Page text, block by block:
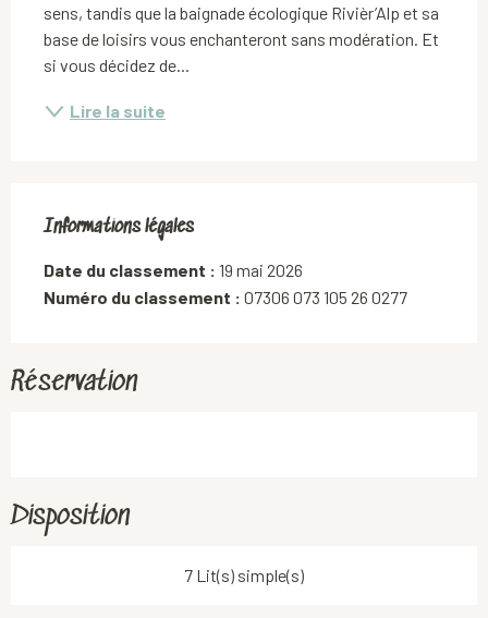
sens, tandis que la baignade écologique Rivièr’Alp et sa
base de loisirs vous enchanteront sans modération. Et
si vous décidez de...
Lire la suite
Informations légales
Informations légales
Date du classement : 19 mai 2026
Numéro du classement : 07306 073 105 26 0277
Réservation
Disposition
7 Lit(s) simple(s)